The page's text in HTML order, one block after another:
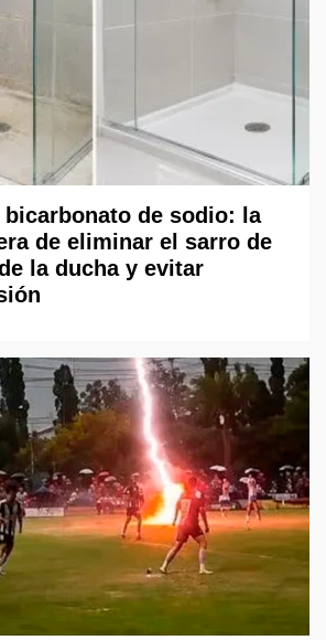
de sodio: la
de eliminar el sarro de
la ducha y evitar